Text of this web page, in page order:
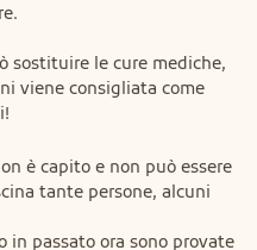
sostituire le cure mediche,
viene consigliata come
è capito e non può essere
tante persone, alcuni
in passato ora sono provate